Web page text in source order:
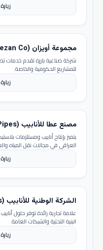
مجموعة أويزان (Awezan Co)
شركة صناعية بارزة تقدم خدمات
للمشاريع الحكومية والخاصة.
مصنع عطا للأنابيب (Ata Pipes)
يتميز بإنتاج أنابيب ومستلزمات
العراقي في مجالات نقل المياه
الشركة الوطنية للأنابيب (National Pipes)
علامة تجارية رائدة توفر حلول
البنية التحتية والشبكات العامة.